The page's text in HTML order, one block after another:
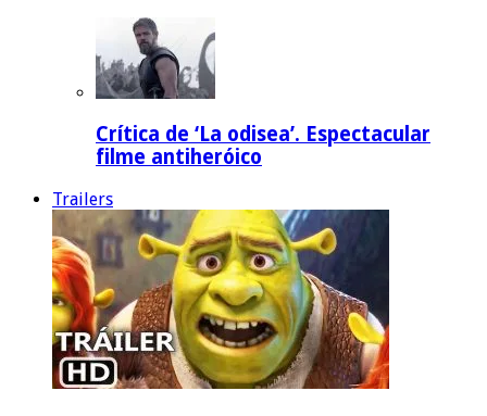
Crítica de ‘La odisea’. Espectacular
filme antiheróico
Trailers